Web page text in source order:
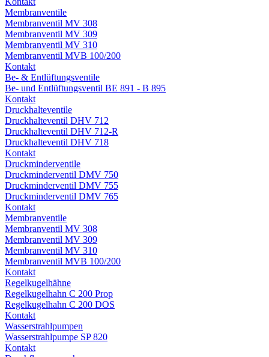
Membranventile
Membranventil MV 308
Membranventil MV 309
Membranventil MV 310
Membranventil MVB 100/200
Kontakt
Be- & Entlüftungsventile
Be- und Entlüftungsventil BE 891 - B 895
Kontakt
Druckhalteventile
Druckhalteventil DHV 712
Druckhalteventil DHV 712-R
Druckhalteventil DHV 718
Kontakt
Druckminderventile
Druckminderventil DMV 750
Druckminderventil DMV 755
Druckminderventil DMV 765
Kontakt
Membranventile
Membranventil MV 308
Membranventil MV 309
Membranventil MV 310
Membranventil MVB 100/200
Kontakt
Regelkugelhähne
Regelkugelhahn C 200 Prop
Regelkugelhahn C 200 DOS
Kontakt
Wasserstrahlpumpen
Wasserstrahlpumpe SP 820
Kontakt